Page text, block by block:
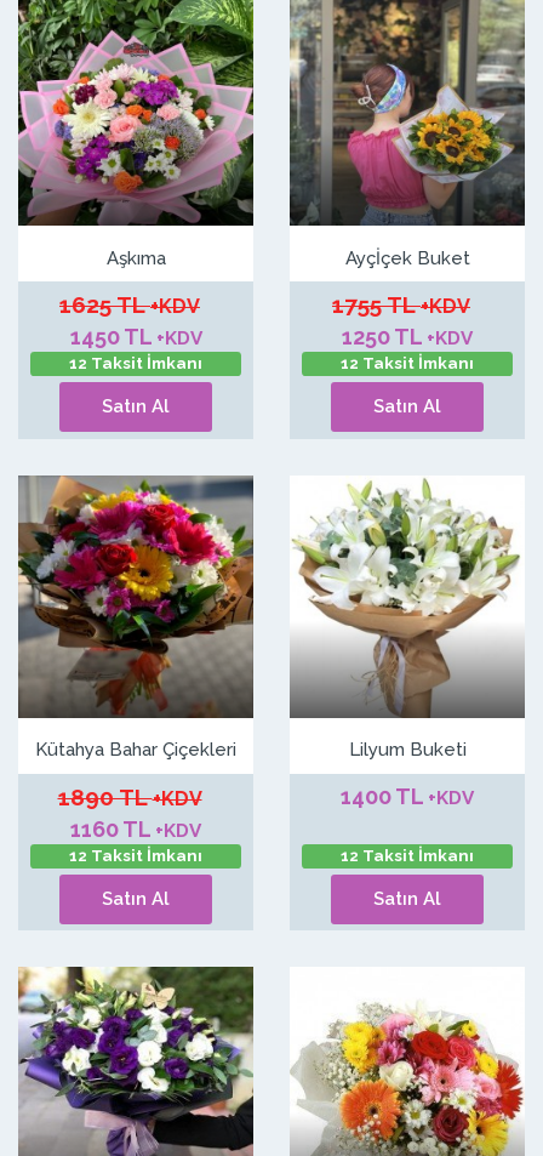
Aşkıma
1625 TL+KDV
1450 TL +KDV
12 Taksit İmkanı
Satın Al
Ayçİçek Buket
1755 TL+KDV
1250 TL +KDV
12 Taksit İmkanı
Satın Al
Kütahya Bahar Çiçekleri
1890 TL+KDV
1160 TL +KDV
12 Taksit İmkanı
Satın Al
Lilyum Buketi
1400 TL +KDV
12 Taksit İmkanı
Satın Al